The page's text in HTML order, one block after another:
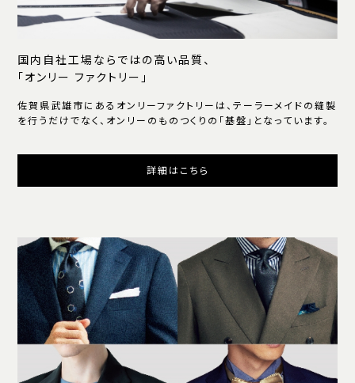
国内自社工場ならではの高い品質、
「オンリー ファクトリー」
佐賀県武雄市にあるオンリーファクトリーは、テーラーメイドの縫製
を行うだけでなく、オンリーのものつくりの「基盤」となっています。
詳細はこちら